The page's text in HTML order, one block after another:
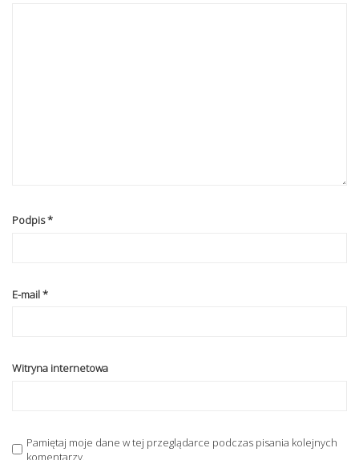
Podpis*
E-mail*
Witryna internetowa
Pamiętaj moje dane w tej przeglądarce podczas pisania kolejnych
komentarzy.